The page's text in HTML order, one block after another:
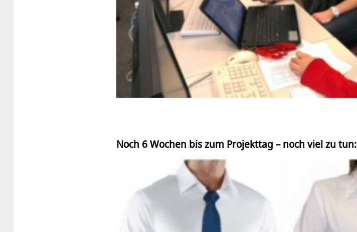
Noch 6 Wochen bis zum Projekttag – noch viel zu tun: